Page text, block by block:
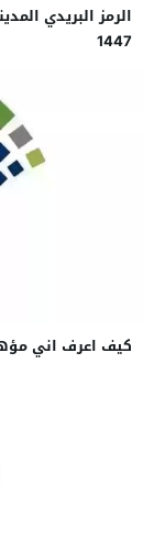
الرمز البريدي
1447
كيف اعرف اني